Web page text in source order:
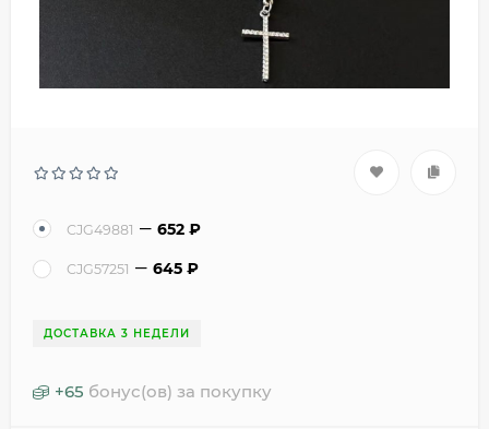
CJG49881 652 ₽
CJG57251 645 ₽
ДОСТАВКА 3 НЕДЕЛИ
+65 бонус(ов) за покупку